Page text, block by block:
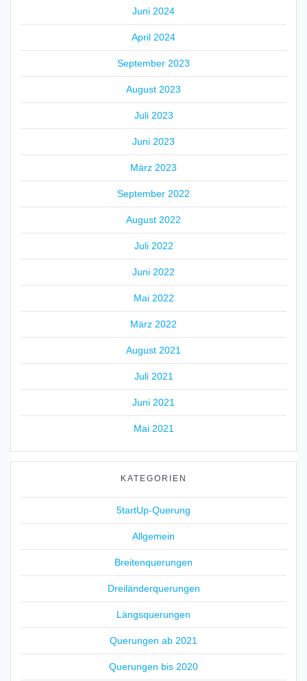
Juni 2024
April 2024
September 2023
August 2023
Juli 2023
Juni 2023
März 2023
September 2022
August 2022
Juli 2022
Juni 2022
Mai 2022
März 2022
August 2021
Juli 2021
Juni 2021
Mai 2021
KATEGORIEN
5tartUp-Querung
Allgemein
Breitenquerungen
Dreiländerquerungen
Längsquerungen
Querungen ab 2021
Querungen bis 2020